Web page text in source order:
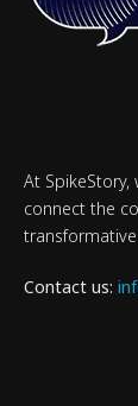
At
connect the
Contact us: